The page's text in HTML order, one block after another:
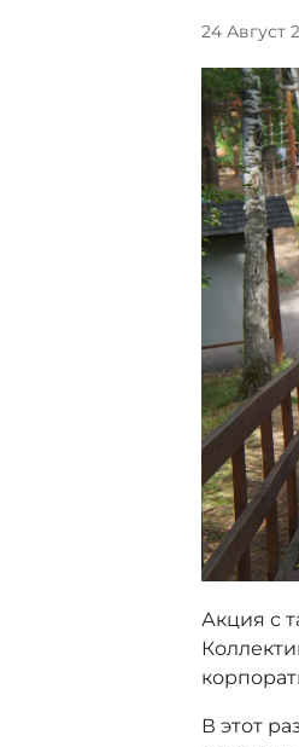
24 Август
Акция с
В этот